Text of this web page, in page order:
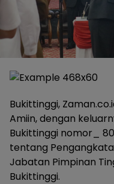
Bukittinggi,
Amiin, dengan
Bukittinggi nomor_
tentang
Jabatan Pimpinan
Bukittinggi.